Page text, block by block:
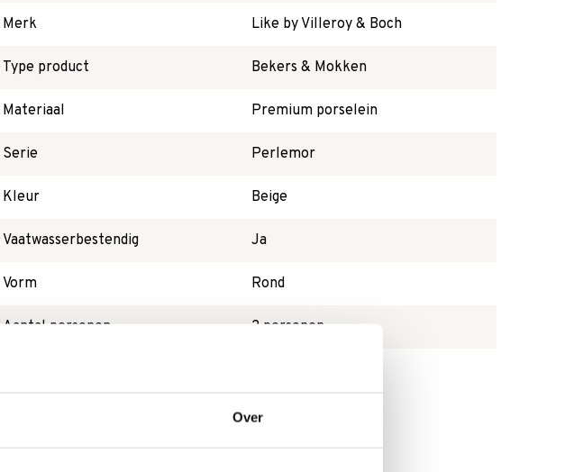
Over
Merk Like by Villeroy & Boch
Type product Bekers & Mokken
Materiaal Premium porselein
Serie Perlemor
Kleur Beige
Vaatwasserbestendig Ja
Vorm Rond
Aantal personen 2 personen